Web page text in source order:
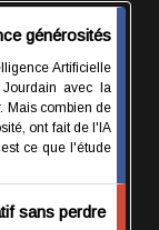
générosités
Artificielle
avec la
Mais combien de
ont fait de l'IA
ce que l'étude
sans perdre